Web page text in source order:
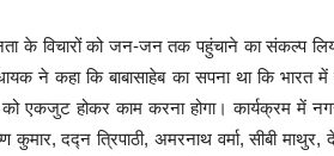
के विचारों को जन-जन तक पहुंचाने का संकल्प
ने कहा कि बाबासाहेब का सपना था कि भारत में
एकजुट होकर काम करना होगा। कार्यक्रम में
दद्न त्रिपाठी, अमरनाथ वर्मा, सीबी माथुर,